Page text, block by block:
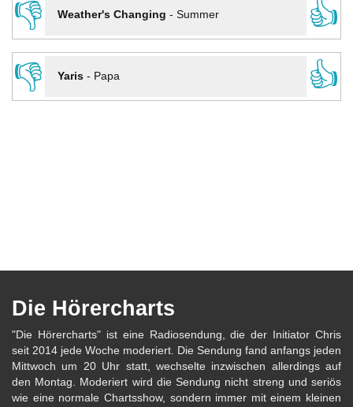
👎
Weather's Changing - Summer
👍
👎
Yaris- Papa 👍
Die Hörercharts
"Die Hörercharts" ist eine Radiosendung, die der Initiator Chris
seit 2014 jede Woche moderiert. Die Sendung fand anfangs jeden
Mittwoch um 20 Uhr statt, wechselte inzwischen allerdings auf
den Montag. Moderiert wird die Sendung nicht streng und seriös
wie eine normale Chartsshow, sondern immer mit einem kleinen